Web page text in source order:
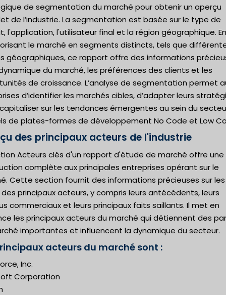
de segmentation du marché pour obtenir un aperçu
de l’industrie. La segmentation est basée sur le type de
l'application, l'utilisateur final et la région géographique. En
le marché en segments distincts, tels que
géographiques, ce rapport offre des informations
du marché, les préférences des clients et les
de croissance. L’analyse de segmentation permet
d’identifier les marchés cibles, d’adapter leurs
sur les tendances émergentes au sein du
de plates-formes de développement No Code et Low
des principaux acteurs de l'industrie
Acteurs clés d'un rapport d'étude de marché offre une
complète aux principales entreprises opérant sur le
Cette section fournit des informations précieuses sur les
principaux acteurs, y compris leurs antécédents, leurs
commerciaux et leurs principaux faits saillants. Il met en
les principaux acteurs du marché qui détiennent des
importantes et influencent la dynamique du secteur.
acteurs du marché sont :
Inc.
Corporation